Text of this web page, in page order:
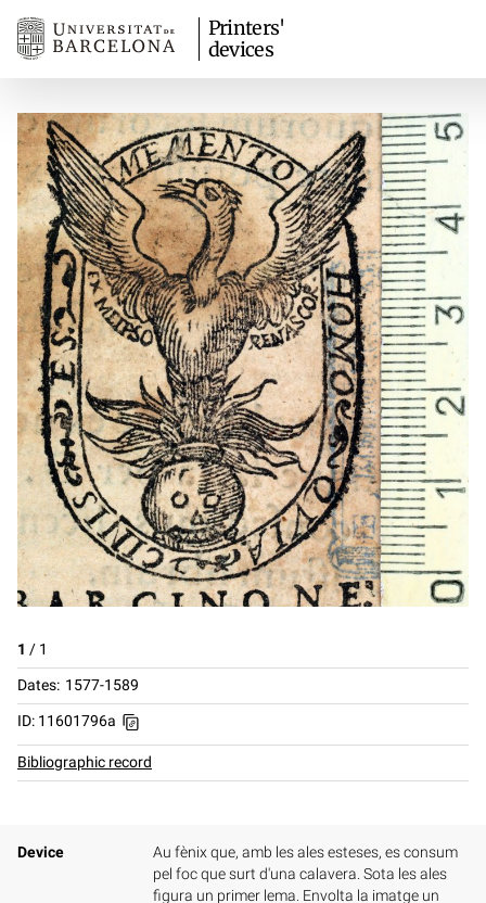
Printers'
devices
1 / 1
Dates 1577-1589
ID: 11601796a
Bibliographic record
Device
Au fènix que, amb les ales esteses, es consum
pel foc que surt d'una calavera. Sota les ales
figura un primer lema. Envolta la imatge un